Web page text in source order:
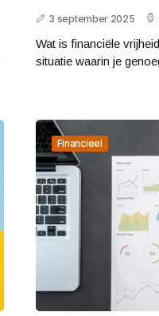
3 september 2025
Wat is financiële
situatie waarin je
Financieel